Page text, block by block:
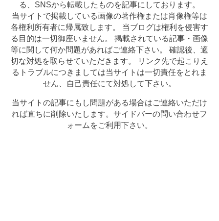
る、SNSから転載したものを記事にしております。
当サイトで掲載している画像の著作権または肖像権等は
各権利所有者に帰属致します。 当ブログは権利を侵害す
る目的は一切御座いません。 掲載されている記事・画像
等に関して何か問題があればご連絡下さい。 確認後、適
切な対処を取らせていただきます。 リンク先で起こりえ
るトラブルにつきましては当サイトは一切責任をとれま
せん、自己責任にて対処して下さい。
当サイトの記事にもし問題がある場合はご連絡いただけ
れば直ちに削除いたします。サイドバーの問い合わせフ
ォームをご利用下さい。